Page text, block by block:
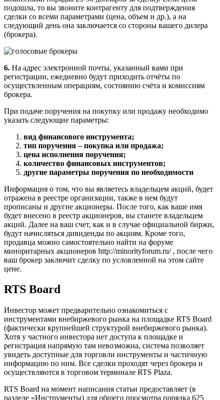
подошла, то вы звоните контрагенту для подтверждения
сделки со всеми параметрами (цена, объем и др.), а на
следующий день она заключается со стороны вашего дилера
(брокера).
6. На адрес электронной почты, указанный вами при
регистрации, ежедневно будут приходить отчёты по
осуществленным операциям, состоянию счёта и комиссиям
брокера.
При подаче поручения на покупку или продажу необходимо
указать следующие параметры:
вид финансового инструмента;
тип поручения – покупка или продажа;
цена исполнения поручения;
количество финансовых инструментов;
другие параметры поручения по необходимости
Информация о том, что вы являетесь владельцем акций, будет
отражена в реестре организации, также в нем будут
прописаны и другие акционеры. После того, как ваше имя
будет внесено в реестр акционеров, вы станете владельцем
акций. Далее на ваш счет, как и в случае официальной биржи,
будут начисляться дивиденды по акциям. Кроме того,
продавца можно самостоятельно найти на форуме
миноритарных акционеров http://minorityforum.ru/ , после чего
ваш брокер заключит сделку по условленной на этом сайте
цене.
RTS Board
Инвестор может предварительно ознакомиться с
инструментами внебиржевого рынка на площадке RTS Board
(фактически крупнейшей структурой внебиржевого рынка).
Хотя у частного инвестора нет доступа к площадке и
регистрация напрямую там невозможна, система позволяет
увидеть доступные для торговли инструменты и частичную
информацию по ним. Все сделки проходят через брокера и
осуществляются в торговом терминале RTS Plaza.
RTS Board на момент написания статьи предоставляет (в
разделе «Инструменты) для общего просмотра порядка 625